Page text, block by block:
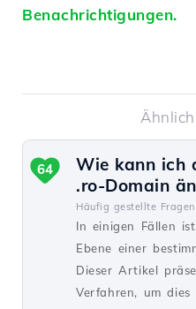
Benachrichtigungen.
Wie kann ich
.ro-Domain
Häufig gestellte
In einigen Fällen
Ebene einer
Dieser Artikel
Verfahren, um dies
64